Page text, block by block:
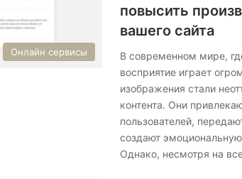
Онлайн сервисы
повысить
вашего сайта
В современном мире,
восприятие играет
изображения стали
контента. Они
пользователей,
создают
Однако, несмотря на